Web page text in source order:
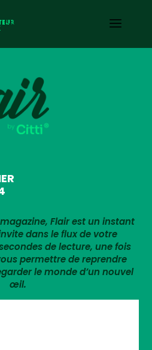
Flair est un instant
dans le flux de votre
de lecture, une fois
permettre de reprendre
le monde d’un nouvel
œil.